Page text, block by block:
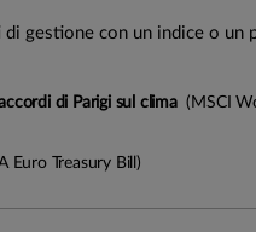
in depositi bancari.
sociale e di
controverse,
gestione con un indice o un
di Parigi sul clima(MSCI
Euro Treasury Bill)